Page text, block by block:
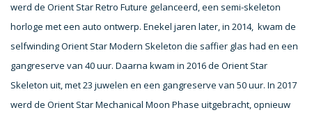
werd de Orient Star Retro Future gelanceerd, een semi-skeleton
horloge met een auto ontwerp. Enekel jaren later, in 2014, kwam de
selfwinding Orient Star Modern Skeleton die saffier glas had en een
gangreserve van 40 uur. Daarna kwam in 2016 de Orient Star
Skeleton uit, met 23 juwelen en een gangreserve van 50 uur. In 2017
werd de Orient Star Mechanical Moon Phase uitgebracht, opnieuw